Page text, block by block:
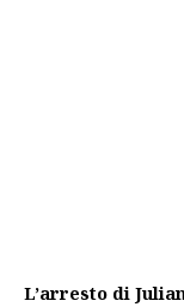
L’arresto di